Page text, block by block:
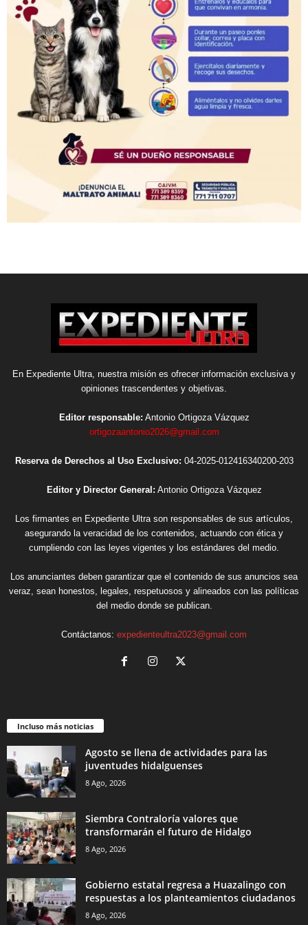
En Expediente Ultra, nuestra misión es ofrecer información exclusiva y
opiniones trascendentes y objetivas.
Editor responsable: Antonio Ortigoza Vázquez
ortigozaantonio2026@gmail.com
Reserva de Derechos al Uso Exclusivo: 04-2025-012416340200-203
Editor y Director General: Antonio Ortigoza Vázquez
Los firmantes en Expediente Ultra son responsables de sus artículos,
asegurando la veracidad de los contenidos, actuando con ética y
cumpliendo con las leyes vigentes y los estándares del medio.
Los anunciantes deben garantizar que el contenido de sus anuncios sea
veraz, sean honestos, legales, respetuosos y alineados con las políticas
del medio donde se publican.
Contáctanos: expedienteultra2023@gmail.com
Incluso más noticias
Agosto se llena de actividades para las
juventudes hidalguenses
8 Ago, 2026
Siembra Contraloría valores que
transformarán el futuro de Hidalgo
8 Ago, 2026
Gobierno estatal regresa a Huazalingo con
respuestas a los planteamientos ciudadanos
8 Ago, 2026